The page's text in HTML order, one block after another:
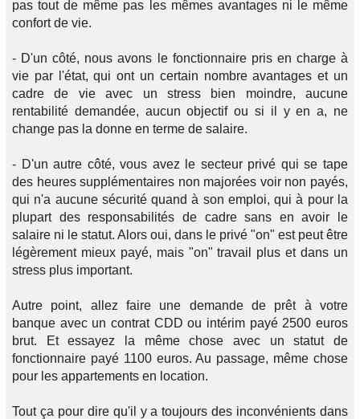
pas tout de même pas les mêmes avantages ni le même
confort de vie.
- D'un côté, nous avons le fonctionnaire pris en charge à
vie par l'état, qui ont un certain nombre avantages et un
cadre de vie avec un stress bien moindre, aucune
rentabilité demandée, aucun objectif ou si il y en a, ne
change pas la donne en terme de salaire.
- D'un autre côté, vous avez le secteur privé qui se tape
des heures supplémentaires non majorées voir non payés,
qui n'a aucune sécurité quand à son emploi, qui à pour la
plupart des responsabilités de cadre sans en avoir le
salaire ni le statut. Alors oui, dans le privé "on" est peut être
légèrement mieux payé, mais "on" travail plus et dans un
stress plus important.
Autre point, allez faire une demande de prêt à votre
banque avec un contrat CDD ou intérim payé 2500 euros
brut. Et essayez la même chose avec un statut de
fonctionnaire payé 1100 euros. Au passage, même chose
pour les appartements en location.
Tout ça pour dire qu'il y a toujours des inconvénients dans